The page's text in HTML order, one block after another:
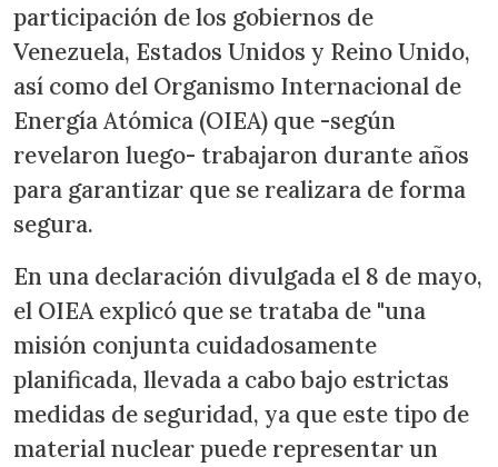
participación de los gobiernos de
Venezuela, Estados Unidos y Reino Unido,
así como del Organismo Internacional de
Energía Atómica (OIEA) que -según
revelaron luego- trabajaron durante años
para garantizar que se realizara de forma
segura.
En una declaración divulgada el 8 de mayo,
el OIEA explicó que se trataba de "una
misión conjunta cuidadosamente
planificada, llevada a cabo bajo estrictas
medidas de seguridad, ya que este tipo de
material nuclear puede representar un